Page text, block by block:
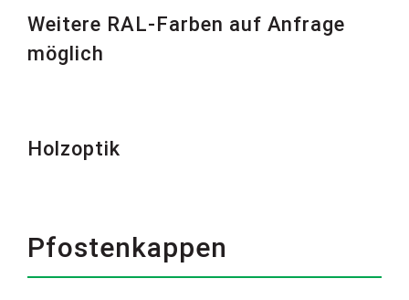
Weitere RAL-Farben auf Anfrage
möglich
Holzoptik
Pfostenkappen